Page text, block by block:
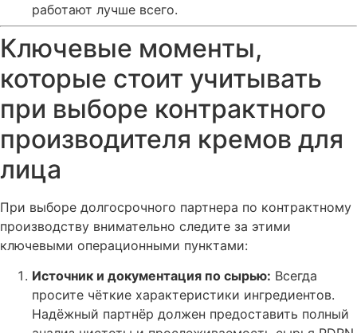
работают лучше всего.
Ключевые моменты,
которые стоит учитывать
при выборе контрактного
производителя кремов для
лица
При выборе долгосрочного партнера по контрактному
производству внимательно следите за этими
ключевыми операционными пунктами:
Источник и документация по сырью: Всегда
просите чёткие характеристики ингредиентов.
Надёжный партнёр должен предоставить полный